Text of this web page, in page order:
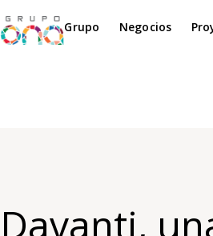
Grupo Negocios
Davanti,